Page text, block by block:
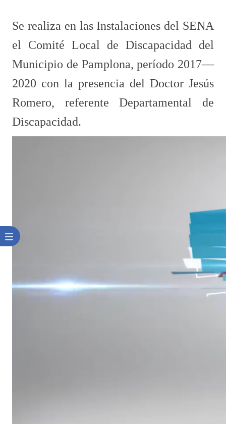
Se realiza en las Instalaciones del SENA
el Comité Local de Discapacidad del
Municipio de Pamplona, período 2017—
2020 con la presencia del Doctor Jesús
Romero, referente Departamental de
Discapacidad.